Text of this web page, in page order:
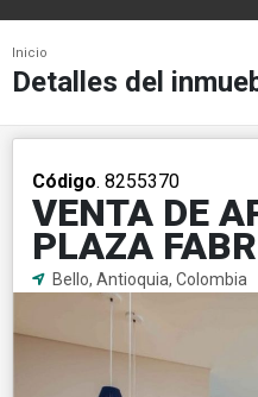
Inicio
Detalles del
Código. 8255370
VENTA DE
PLAZA
Bello, Antioquia, Colombia